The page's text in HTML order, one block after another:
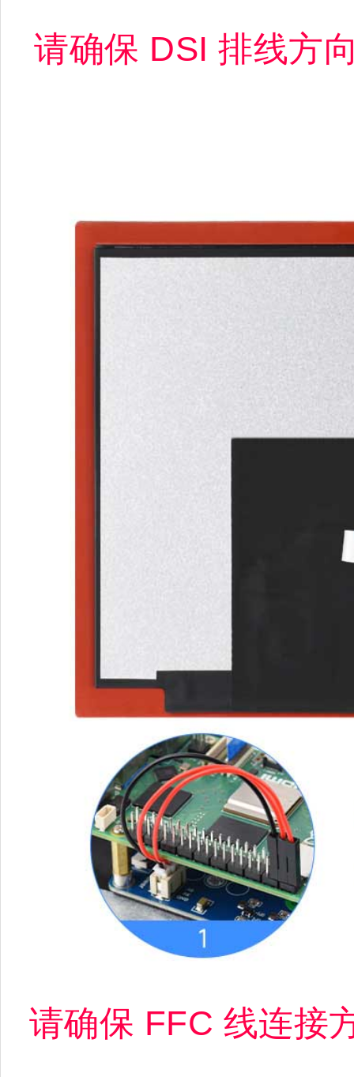
请确保 DSI 排线方
请确保 FFC 线连接